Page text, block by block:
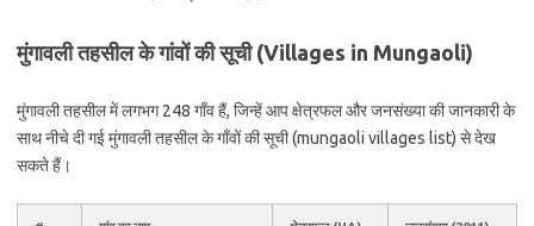
मुंगावली तहसील के गांवों की सूची (Villages in Mungaoli)
मुंगावली तहसील में लगभग 248 गाँव हैं, जिन्हें आप क्षेत्रफल और जनसंख्या की जानकारी के
साथ नीचे दी गई मुंगावली तहसील के गाँवों की सूची (mungaoli villages list) से देख
सकते हैं।